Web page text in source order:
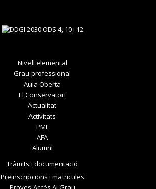
Nivell elemental
Grau professional
Aula Oberta
El Conservatori
Actualitat
Activitats
PMF
AFA
Alumni
Tràmits i documentació
Preinscripcions i matricules